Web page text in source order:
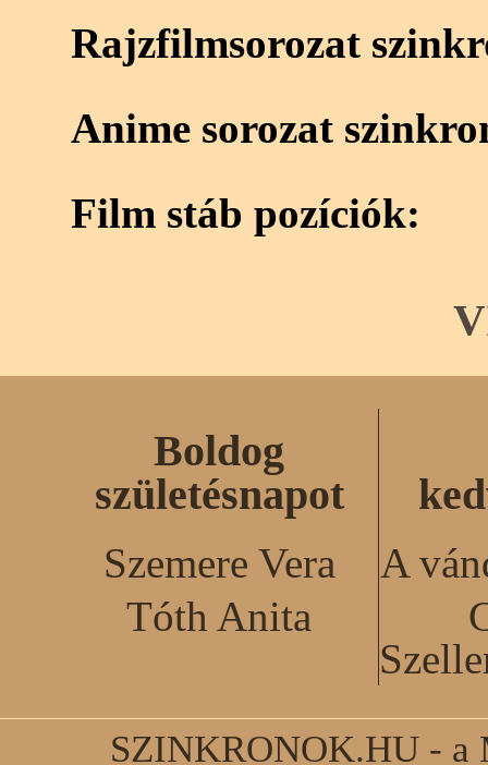
Rajzfilmsorozat
Anime sorozat
Film stáb pozíciók:
Boldog
születésnapot
Szemere Vera
Tóth Anita
A
SZINKRONOK.HU - a